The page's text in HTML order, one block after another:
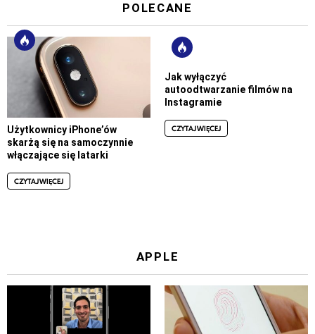
POLECANE
Użytkownicy iPhone’ów
skarżą się na samoczynnie
włączające się latarki
CZYTAJ WIĘCEJ
Jak wyłączyć
autoodtwarzanie filmów na
Instagramie
CZYTAJ WIĘCEJ
APPLE